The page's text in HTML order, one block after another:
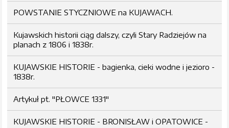
POWSTANIE STYCZNIOWE na KUJAWACH.
Kujawskich historii ciąg dalszy, czyli Stary Radziejów na
planach z 1806 i 1838r.
KUJAWSKIE HISTORIE - bagienka, cieki wodne i jezioro -
1838r.
Artykuł pt. "PŁOWCE 1331"
KUJAWSKIE HISTORIE - BRONISŁAW i OPATOWICE -